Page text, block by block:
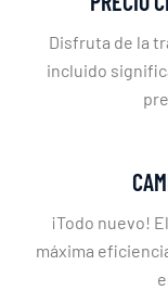
Disfruta de la
incluido
¡Todo nuevo!
máxima